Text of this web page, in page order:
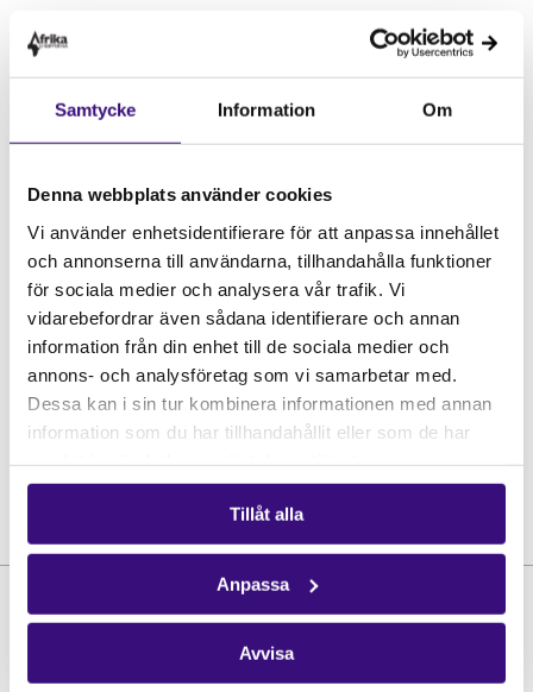
Samtycke Information Om
Denna webbplats använder cookies
Vi använder enhetsidentifierare för att anpassa innehållet
och annonserna till användarna, tillhandahålla funktioner
för sociala medier och analysera vår trafik. Vi
vidarebefordrar även sådana identifierare och annan
information från din enhet till de sociala medier och
annons- och analysföretag som vi samarbetar med.
Dessa kan i sin tur kombinera informationen med annan
information som du har tillhandahållit eller som de har
Tillåt alla
Anpassa
Avvisa
Lär mer här:
https://invitepeople.com/public/seminars/39500
Om evenemanget
Datum:18 NOV 2022
Tid:16.00-16.30
Plats:Convendum
Stad: Örebro